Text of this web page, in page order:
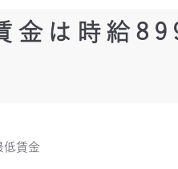
金は時給
賃金